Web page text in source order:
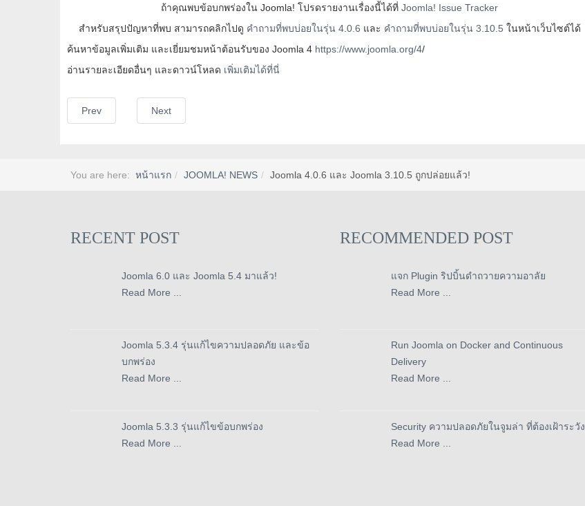
ถ้าคุณพบข้อบกพร่องใน Joomla! โปรดรายงานเรื่องนี้ได้ที่ Joomla! Issue Tracker
สำหรับสรุปปัญหาที่พบ สามารถคลิกไปดู คำถามที่พบบ่อยในรุ่น 4.0.6 และ คำถามที่พบบ่อยในรุ่น 3.10.5 ในหน้าเว็บไซต์ได้
ค้นหาข้อมูลเพิ่มเติม และเยี่ยมชมหน้าต้อนรับของ Joomla 4 https://www.joomla.org/4/
อ่านรายละเอียดอื่นๆ และดาวน์โหลด เพิ่มเติมได้ที่นี่
Prev Next
You are here: หน้าแรก JOOMLA! NEWS Joomla 4.0.6 และ Joomla 3.10.5 ถูกปล่อยแล้ว!
RECENT POST
Joomla 6.0 และ Joomla 5.4 มาแล้ว!
Read More ...
Joomla 5.3.4 รุ่นแก้ไขความปลอดภัย และข้อ
บกพร่อง
Read More ...
Joomla 5.3.3 รุ่นแก้ไขข้อบกพร่อง
Read More ...
RECOMMENDED POST
แจก Plugin ริปบิ้นดำถวายความอาลัย
Read More ...
Run Joomla on Docker and Continuous
Delivery
Read More ...
Security ความปลอดภัยในจูมล่า ที่ต้องเฝ้าระวัง
Read More ...